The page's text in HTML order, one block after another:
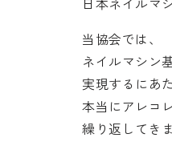
当協会では、
ネイルマシン
実現するにあ
本当にアレコ
繰り返してき